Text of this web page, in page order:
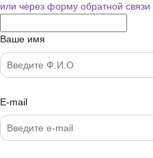
или через форму обратной связи
Ваше имя
E-mail